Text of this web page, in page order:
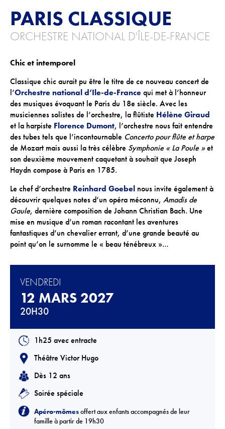
ACTIONS CULTURELLES
Pratique du théâtre, mime et geste
Les actions passées
CINÉMA
Programmation
INFOS+
Réservation
Contacts / Accès
Téléchargements
Lettre d'info
PARIS CLASSIQUE
ORCHESTRE NATIONAL D'ÎLE-DE-FRANCE
Chic et intemporel
Classique chic aurait pu être le titre de ce nouveau concert de
l’Orchestre national d’Ile-de-France qui met à l’honneur
des musiques évoquant le Paris du 18e siècle. Avec les
musiciennes solistes de l’orchestre, la flûtiste Hélène Giraud
et la harpiste Florence Dumont, l’orchestre nous fait entendre
des tubes tels que l’incontournable Concerto pour flûte et harpe
de Mozart mais aussi la très célèbre Symphonie « La Poule »et
son deuxième mouvement caquetant à souhait que Joseph
Haydn compose à Paris en 1785.
Le chef d’orchestre Reinhard Goebel nous invite également à
découvrir quelques notes d’un opéra méconnu, Amadis de
Gaule, dernière composition de Johann Christian Bach. Une
mise en musique d’un roman racontant les aventures
fantastiques d’un chevalier errant, d’une grande beauté au
point qu’on le surnomme le « beau ténébreux »…
VENDREDI
12 MARS 2027
20H30
1h25 avec entracte
Théâtre Victor Hugo
Dès 12 ans
Soirée spéciale
Apéro-mômesoffert aux enfants accompagnés de leur
famille à partir de 19h30